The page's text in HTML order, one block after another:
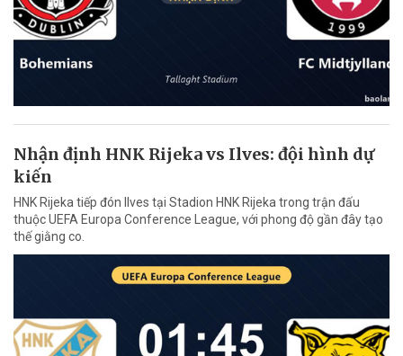
Nhận định HNK Rijeka vs Ilves: đội hình dự
kiến
HNK Rijeka tiếp đón Ilves tại Stadion HNK Rijeka trong trận đấu
thuộc UEFA Europa Conference League, với phong độ gần đây tạo
thế giằng co.